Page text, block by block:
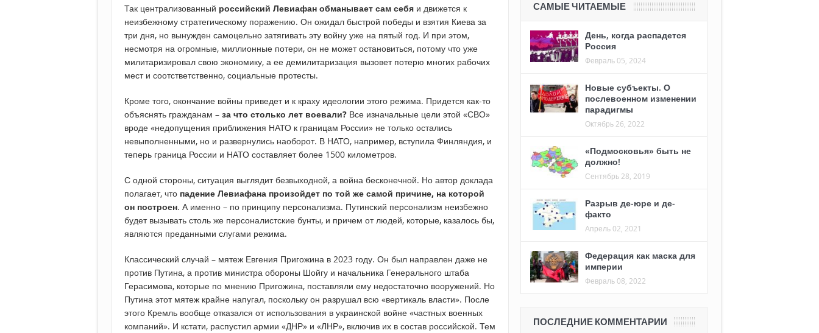
Так централизованный российский Левиафан обманывает сам себя и движется к
неизбежному стратегическому поражению. Он ожидал быстрой победы и взятия Киева за
три дня, но вынужден самоцельно затягивать эту войну уже на пятый год. И при этом,
несмотря на огромные, миллионные потери, он не может остановиться, потому что уже
милитаризировал свою экономику, а ее демилитаризация вызовет потерю многих рабочих
мест и соотстветственно, социальные протесты.
Кроме того, окончание войны приведет и к краху идеологии этого режима. Придется как-то
объяснять гражданам – за что столько лет воевали? Все изначальные цели этой «СВО»
вроде «недопущения приближения НАТО к границам России» не только остались
невыполненными, но и развернулись наоборот. В НАТО, например, вступила Финляндия, и
теперь граница России и НАТО составляет более 1500 километров.
С одной стороны, ситуация выглядит безвыходной, а война бесконечной. Но автор доклада
полагает, что падение Левиафана произойдет по той же самой причине, на которой
он построен. А именно – по принципу персонализма. Путинский персонализм неизбежно
будет вызывать столь же персоналистские бунты, и причем от людей, которые, казалось бы,
являются преданными слугами режима.
Классический случай – мятеж Евгения Пригожина в 2023 году. Он был направлен даже не
против Путина, а против министра обороны Шойгу и начальника Генерального штаба
Герасимова, которые по мнению Пригожина, поставляли ему недостаточно вооружений. Но
Путина этот мятеж крайне напугал, поскольку он разрушал всю «вертикаль власти». После
этого Кремль вообще отказался от использования в украинской войне «частных военных
компаний». И кстати, распустил армии «ДНР» и «ЛНР», включив их в состав российской. Тем
САМЫЕ ЧИТАЕМЫЕ
День, когда распадется
Россия
Февраль 05, 2024
Новые субъекты. О
послевоенном изменении
парадигмы
Октябрь 26, 2022
«Подмосковья» быть не
должно!
Сентябрь 28, 2019
Разрыв де-юре и де-
факто
Апрель 02, 2021
Федерация как маска для
империи
Февраль 08, 2022
ПОСЛЕДНИЕ КОММЕНТАРИИ